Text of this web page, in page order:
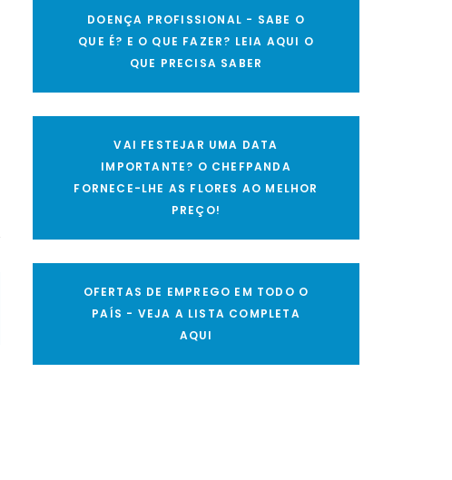
DOENÇA PROFISSIONAL - SABE O
QUE É? E O QUE FAZER? LEIA AQUI O
QUE PRECISA SABER
VAI FESTEJAR UMA DATA
IMPORTANTE? O CHEFPANDA
FORNECE-LHE AS FLORES AO MELHOR
PREÇO!
OFERTAS DE EMPREGO EM TODO O
PAÍS - VEJA A LISTA COMPLETA
AQUI